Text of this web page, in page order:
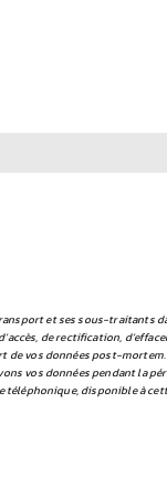
et ses sous-traitants
de rectification,
vos données post-
vos données pendant la
disponible à